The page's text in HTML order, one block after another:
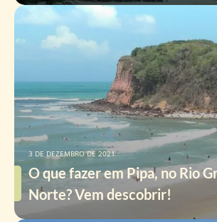
O que fazer em Pipa, no Rio
Norte? Vem descobrir!
3 DE DEZEMBRO DE 2021